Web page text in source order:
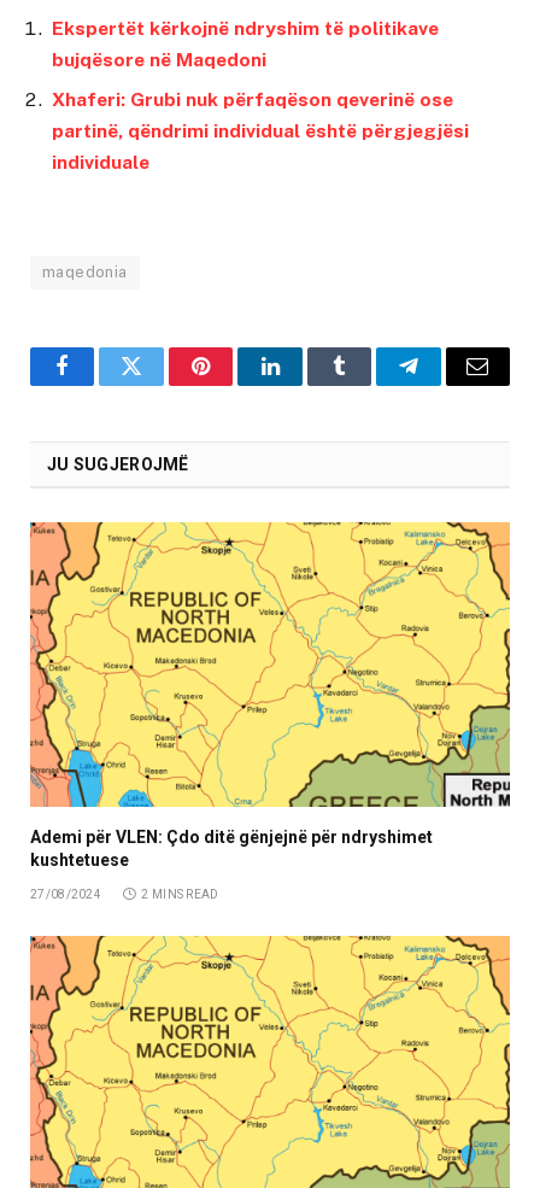
Ekspertët kërkojnë ndryshim të politikave
bujqësore në Maqedoni
Xhaferi: Grubi nuk përfaqëson qeverinë ose
partinë, qëndrimi individual është përgjegjësi
individuale
maqedonia
FacebookTwitter PinterestLinkedInTumblr TelegramEmail
JU SUGJEROJMË
Ademi për VLEN: Çdo ditë gënjejnë për ndryshimet
kushtetuese
27/08/2024 2 MINS READ